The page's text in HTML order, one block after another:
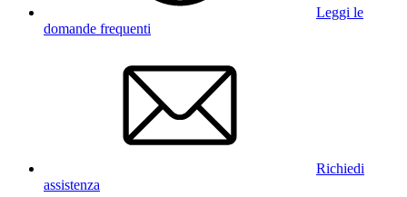
Leggi le
domande frequenti
Richiedi
assistenza